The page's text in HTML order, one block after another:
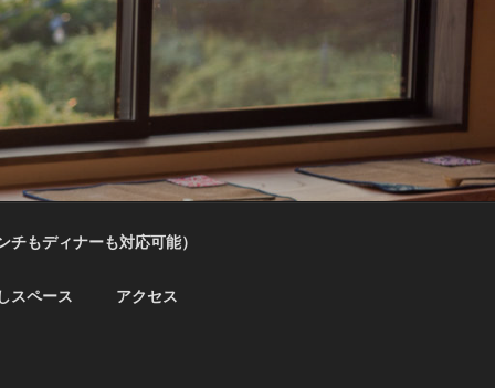
チもディナーも対応可能）
スペース アクセス